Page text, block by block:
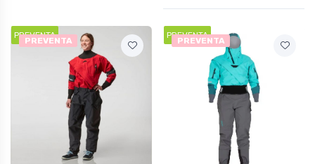
PREVENTA
PREVENTA
PREVENTA
PREVENTA